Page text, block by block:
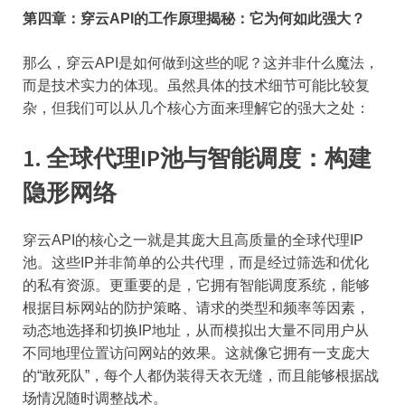
第四章：穿云API的工作原理揭秘：它为何如此强大？
那么，穿云API是如何做到这些的呢？这并非什么魔法，
而是技术实力的体现。虽然具体的技术细节可能比较复
杂，但我们可以从几个核心方面来理解它的强大之处：
1. 全球代理IP池与智能调度：构建
隐形网络
穿云API的核心之一就是其庞大且高质量的全球代理IP
池。这些IP并非简单的公共代理，而是经过筛选和优化
的私有资源。更重要的是，它拥有智能调度系统，能够
根据目标网站的防护策略、请求的类型和频率等因素，
动态地选择和切换IP地址，从而模拟出大量不同用户从
不同地理位置访问网站的效果。这就像它拥有一支庞大
的“敢死队”，每个人都伪装得天衣无缝，而且能够根据战
场情况随时调整战术。